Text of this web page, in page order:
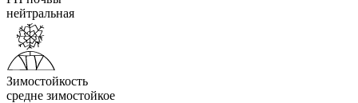
нейтральная
Зимостойкость
средне зимостойкое